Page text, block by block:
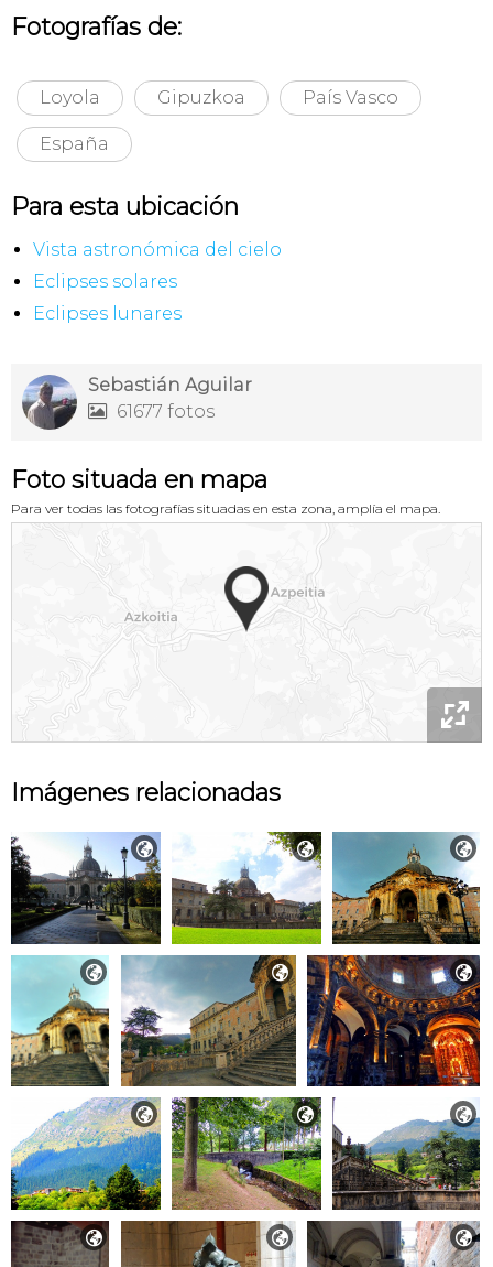
Fotografías de:
Loyola Gipuzkoa País Vasco
España
Para esta ubicación
Vista astronómica del cielo
Eclipses solares
Eclipses lunares
Sebastián Aguilar
 61677 fotos
Foto situada en mapa
Para ver todas las fotografías situadas en esta zona, amplía el mapa.

Imágenes relacionadas
  
  
  
  